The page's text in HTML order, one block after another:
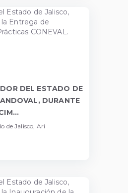
DEL ESTADO DE
DURANTE
de Jalisco, Ari